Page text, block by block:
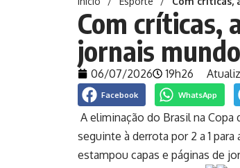
Com críticas,
jornais
06/07/2026 19h26
Facebook WhatsApp
A eliminação do Brasil na
seguinte à derrota por 2 a 1
estampou capas e páginas de